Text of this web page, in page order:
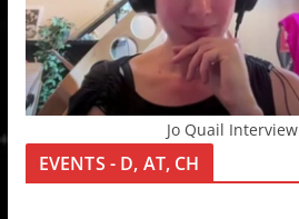
Jo Quail Interview
EVENTS - D, AT, CH